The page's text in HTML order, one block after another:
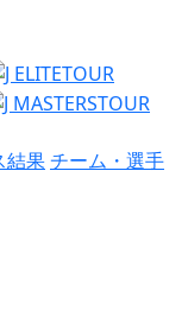
結果チーム・選手